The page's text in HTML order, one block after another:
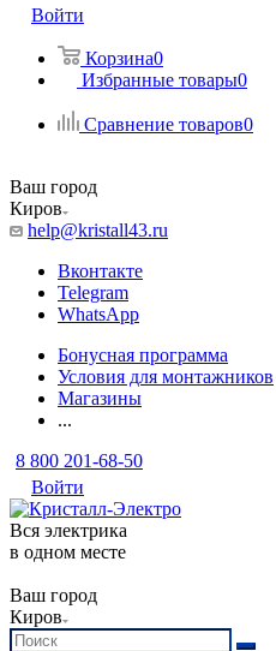
Войти
Корзина0
Избранные товары0
Сравнение товаров0
Ваш город
Киров
help@kristall43.ru
Вконтакте
Telegram
WhatsApp
Бонусная программа
Условия для монтажников
Магазины
...
8 800 201-68-50
Войти
Вся электрика
в одном месте
Ваш город
Киров